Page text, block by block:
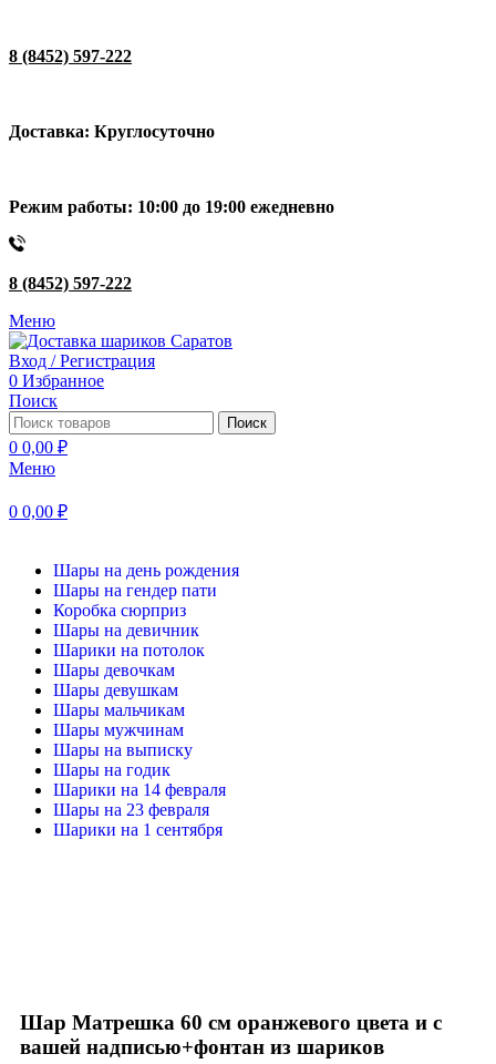
8 (8452) 597-222
Доставка: Круглосуточно
Режим работы: 10:00 до 19:00 ежедневно
8 (8452) 597-222
Меню
Вход / Регистрация
0 Избранное
Поиск
Поиск
0 0,00 ₽
Меню
0 0,00 ₽
Шары на день рождения
Шары на гендер пати
Коробка сюрприз
Шары на девичник
Шарики на потолок
Шары девочкам
Шары девушкам
Шары мальчикам
Шары мужчинам
Шары на выписку
Шары на годик
Шарики на 14 февраля
Шары на 23 февраля
Шарики на 1 сентября
Шар Матрешка 60 см оранжевого цвета и с
вашей надписью+фонтан из шариков